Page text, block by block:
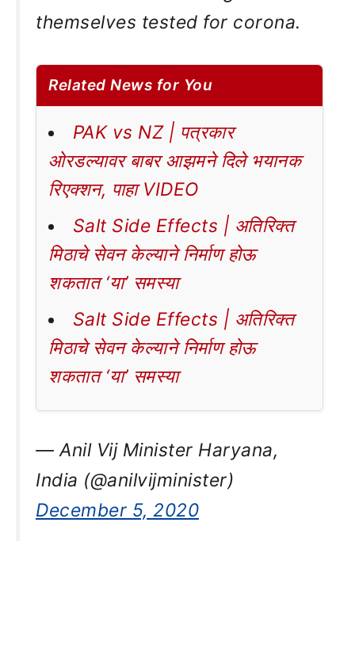
themselves tested for corona.
Related News for You
PAK vs NZ | पत्रकार
ओरडल्यावर बाबर आझमने दिले भयानक
रिएक्शन, पाहा VIDEO
Salt Side Effects | अतिरिक्त
मिठाचे सेवन केल्याने निर्माण होऊ
शकतात ‘या’ समस्या
Salt Side Effects | अतिरिक्त
मिठाचे सेवन केल्याने निर्माण होऊ
शकतात ‘या’ समस्या
— Anil Vij Minister Haryana,
India (@anilvijminister)
December 5, 2020